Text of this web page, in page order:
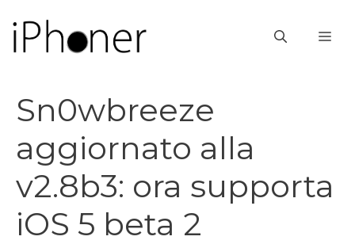
contenuto
Sn0wbreeze
aggiornato alla
v2.8b3: ora supporta
iOS 5 beta 2